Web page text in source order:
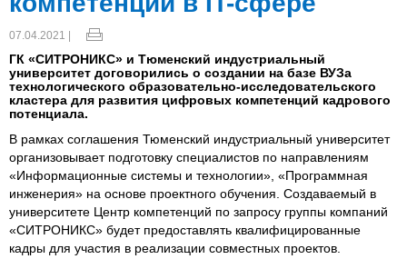
07.04.2021 |
ГК «СИТРОНИКС» и Тюменский индустриальный
университет договорились о создании на базе ВУЗа
технологического образовательно-исследовательского
кластера для развития цифровых компетенций кадрового
потенциала.
В рамках соглашения Тюменский индустриальный университет
организовывает подготовку специалистов по направлениям
«Информационные системы и технологии», «Программная
инженерия» на основе проектного обучения. Создаваемый в
университете Центр компетенций по запросу группы компаний
«СИТРОНИКС» будет предоставлять квалифицированные
кадры для участия в реализации совместных проектов.